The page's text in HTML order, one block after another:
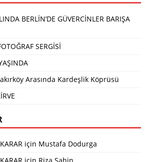
BERLİN’DE GÜVERCİNLER BARIŞA
SERGİSİ
Arasında Kardeşlik Köprüsü
için Mustafa Dodurga